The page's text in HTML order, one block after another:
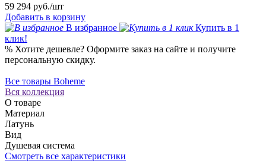
59 294 руб./шт
Добавить в корзину
В избранное
Купить в 1
клик!
% Хотите дешевле? Оформите заказ на сайте и получите
персональную скидку.
Все товары Boheme
Вся коллекция
О товаре
Материал
Латунь
Вид
Душевая система
Смотреть все характеристики